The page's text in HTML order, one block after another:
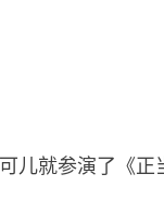
儿就参演了《